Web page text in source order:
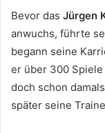
Bevor das Jürgen
anwuchs, führte
begann seine
er über 300
doch schon
später seine